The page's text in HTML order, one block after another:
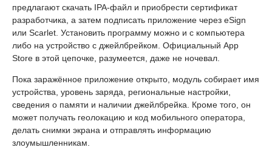
предлагают скачать IPA-файл и приобрести сертификат
разработчика, а затем подписать приложение через eSign
или Scarlet. Установить программу можно и с компьютера
либо на устройство с джейлбрейком. Официальный App
Store в этой цепочке, разумеется, даже не ночевал.
Пока заражённое приложение открыто, модуль собирает имя
устройства, уровень заряда, региональные настройки,
сведения о памяти и наличии джейлбрейка. Кроме того, он
может получать геолокацию и код мобильного оператора,
делать снимки экрана и отправлять информацию
злоумышленникам.